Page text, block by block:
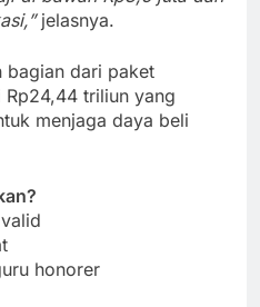
jelasnya.
bagian dari paket
Rp24,44 triliun yang
menjaga daya beli
honorer